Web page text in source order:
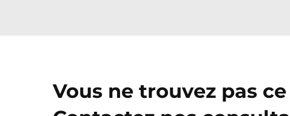
Vous ne trouvez pas